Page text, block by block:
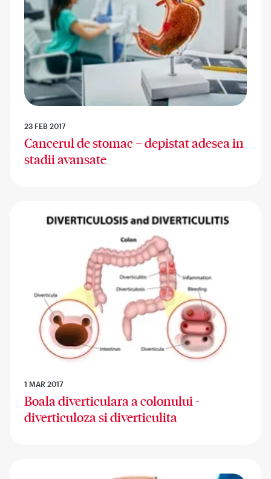
23 FEB 2017
Cancerul de stomac – depistat adesea in
stadii avansate
1 MAR 2017
Boala diverticulara a colonului -
diverticuloza si diverticulita